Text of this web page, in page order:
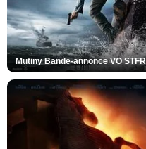
Mutiny Bande-annonce VO STFR